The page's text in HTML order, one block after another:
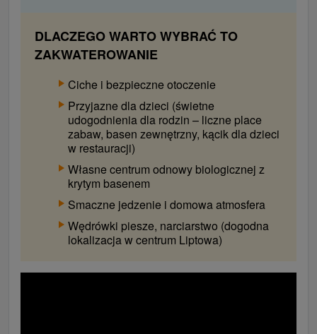
DLACZEGO WARTO WYBRAĆ TO
ZAKWATEROWANIE
Ciche i bezpieczne otoczenie
Przyjazne dla dzieci (świetne
udogodnienia dla rodzin – liczne place
zabaw, basen zewnętrzny, kącik dla dzieci
w restauracji)
Własne centrum odnowy biologicznej z
krytym basenem
Smaczne jedzenie i domowa atmosfera
Wędrówki piesze, narciarstwo (dogodna
lokalizacja w centrum Liptowa)